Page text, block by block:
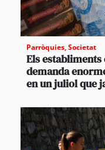
Parròquies,Societat
Els
demanda
en un juliol que